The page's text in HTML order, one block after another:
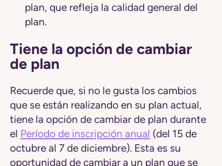
plan, que refleja la calidad general del
plan.
Tiene la opción de cambiar
de plan
Recuerde que, si no le gusta los cambios
que se están realizando en su plan actual,
tiene la opción de cambiar de plan durante
el Período de inscripción anual (del 15 de
octubre al 7 de diciembre). Esta es su
oportunidad de cambiar a un plan que se